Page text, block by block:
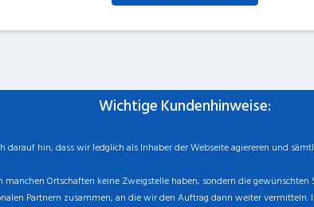
Wichtige Kundenhinweise:
darauf hin, dass wir ledglich als Inhaber der Webseite agiereren und
Ortschaften keine Zweigstelle haben, sondern die
Partnern zusammen, an die wir den Auftrag dann weiter